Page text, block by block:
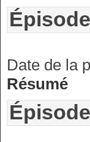
Date de la
Résumé